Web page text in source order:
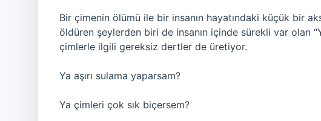
Bir çimenin ölümü ile bir insanın hayatındaki küçük bir
öldüren şeylerden biri de insanın içinde sürekli var olan
çimlerle ilgili gereksiz dertler de üretiyor.
Ya aşırı sulama yaparsam?
Ya çimleri çok sık biçersem?